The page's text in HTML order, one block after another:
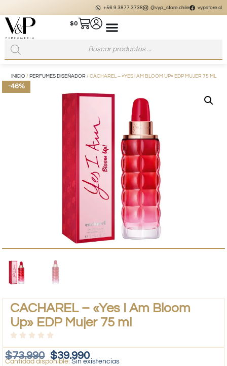
+56 9 3877 3738 @vyp_store.chile vypstore.cl
$0
INICIO / PERFUMES DISEÑADOR/ CACHAREL – «YES I AM BLOOM UP» EDP MUJER 75 ML
-46%
CACHAREL – «Yes I Am Bloom
Up» EDP Mujer 75 ml
$73.990 $39.990
Sin existencias